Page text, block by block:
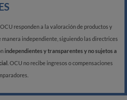
responden a la valoración de productos y
independiente, siguiendo las directrices
independientes y transparentes y no sujetos a
. OCU no recibe ingresos o compensaciones